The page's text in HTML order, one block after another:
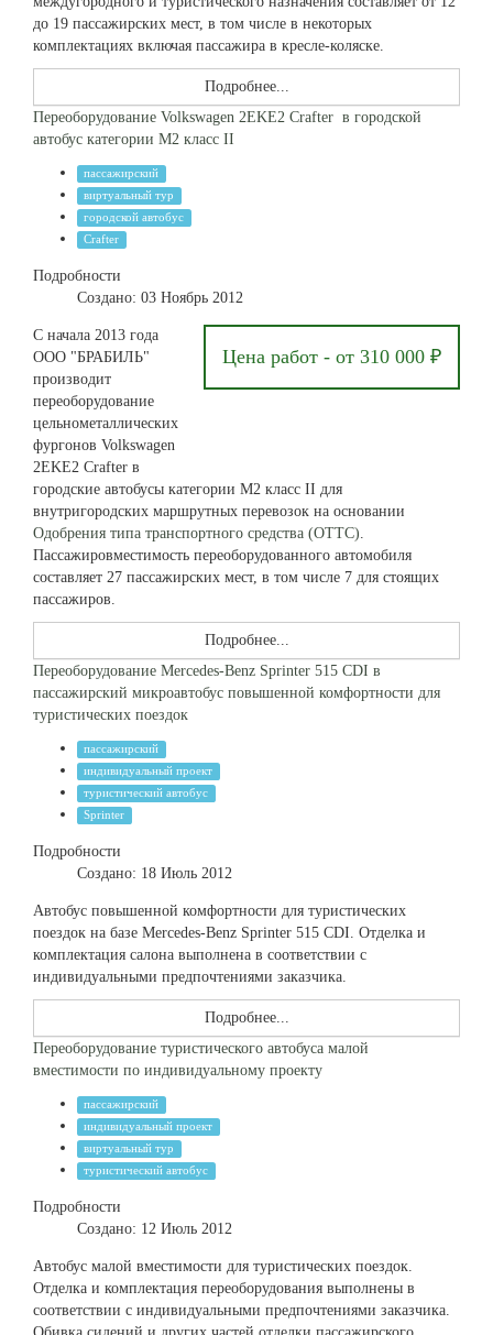
до 19 пассажирских мест, в том числе в некоторых
комплектациях включая пассажира в кресле-коляске.
Подробнее...
Переоборудование Volkswagen 2EKE2 Crafter в городской
автобус категории М2 класс II
пассажирский
виртуальный тур
городской автобус
Crafter
Подробности
Создано: 03 Ноябрь 2012
Цена работ - от 310 000 ₽
C начала 2013 года
ООО "БРАБИЛЬ"
производит
переоборудование
цельнометаллических
фургонов Volkswagen
2EKE2 Crafter в
городские автобусы категории М2 класс II для
внутригородских маршрутных перевозок на основании
Одобрения типа транспортного средства (ОТТС).
Пассажировместимость переоборудованного автомобиля
составляет 27 пассажирских мест, в том числе 7 для стоящих
пассажиров.
Подробнее...
Переоборудование Mercedes-Benz Sprinter 515 CDI в
пассажирский микроавтобус повышенной комфортности для
туристических поездок
пассажирский
индивидуальный проект
туристический автобус
Sprinter
Подробности
Создано: 18 Июль 2012
Автобус повышенной комфортности для туристических
поездок на базе Mercedes-Benz Sprinter 515 CDI. Отделка и
комплектация салона выполнена в соответствии с
индивидуальными предпочтениями заказчика.
Подробнее...
Переоборудование туристического автобуса малой
вместимости по индивидуальному проекту
пассажирский
индивидуальный проект
виртуальный тур
туристический автобус
Подробности
Создано: 12 Июль 2012
Автобус малой вместимости для туристических поездок.
Отделка и комплектация переоборудования выполнены в
соответствии с индивидуальными предпочтениями заказчика.